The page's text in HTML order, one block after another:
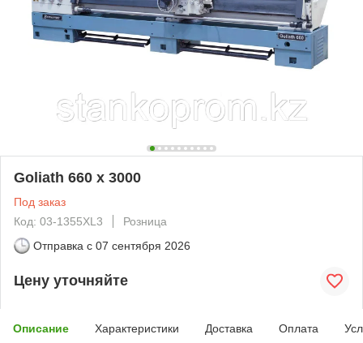
Goliath 660 х 3000
Под заказ
Код: 03-1355XL3
Розница
Отправка с 07 сентября 2026
Цену уточняйте
Описание Характеристики Доставка Оплата